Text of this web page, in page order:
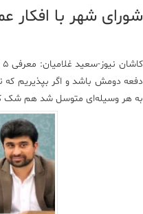
شورای شهر با افکار
دفعه دومش باشد و اگر بپذیریم که
به هر وسیله‌ای متوسل شد هم شک